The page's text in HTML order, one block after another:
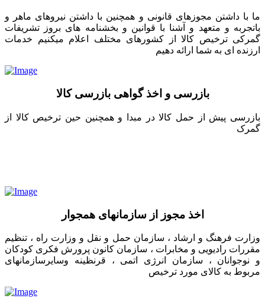
ما با داشتن مجوزهای قانونی و همچنین با داشتن نیروهای ماهر و
باتجربه و متعهد و آشنا با قوانین و بخشنامه های بروز تشریفات
گمرکی ترخیص کالا از کشورهای مختلف اعلام میکنیم خدمات
ارزنده ای به شما ارائه دهیم
بازرسی و اخذ گواهی بازرسی کالا
بازرسی پیش از حمل کالا در مبدا و همچنین حین ترخیص کالا از
گمرک
اخذ مجوز از سازمانهای همجوار
وزارت فرهنگ و ارشاد ، سازمان حمل و نقل و وزارت راه ، تنظیم
مقررات رادیویی و مخابرات ، سازمان کانون پرورش فکری کودکان
و نوجوانان ، سازمان انرژی اتمی ، قرنظینه وسایرسازمانهای
مربوط به کالای مورد ترخیص